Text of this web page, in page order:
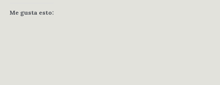
Me gusta esto: